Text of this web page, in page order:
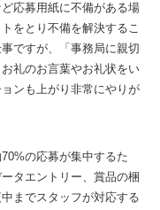
応募用紙に不備がある場
をとり不備を解決するこ
ですが、「事務局に親切
礼のお言葉やお礼状をい
ンも上がり非常にやりが
の応募が集中するた
タエントリー、賞品の梱
までスタッフが対応する